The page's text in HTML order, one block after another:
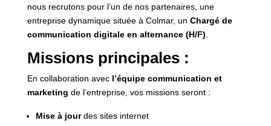
nous recrutons pour l’un de nos partenaires, une
entreprise dynamique située à Colmar, un Chargé de
communication digitale en alternance (H/F)
Missions principales :
En collaboration avec l’équipe communication et
marketing de l’entreprise, vos missions seront :
Mise à jourdes sites internet